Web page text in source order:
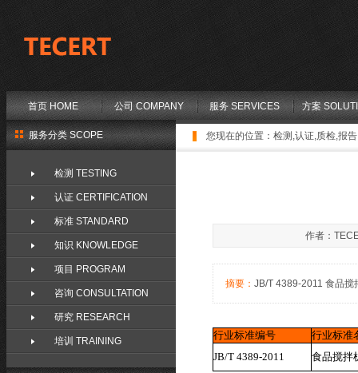
首页 HOME 公司 COMPANY 服务 SERVICES 方案
您现在的位置： 检测,认证,质检,报
作者：
摘要： JB/T 4389-2011 食品搅
行业标准编号
行业标准
JB/T 4389-2011
食品搅拌
服务分类 SCOPE
检测 TESTING
认证 CERTIFICATION
标准 STANDARD
知识 KNOWLEDGE
项目 PROGRAM
咨询 CONSULTATION
研究 RESEARCH
培训 TRAINING